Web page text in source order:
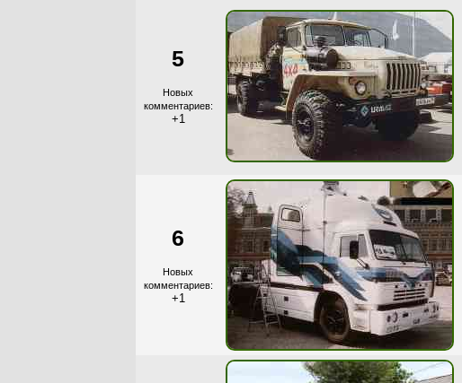
5
Новых
комментариев:
+1
6
Новых
комментариев:
+1